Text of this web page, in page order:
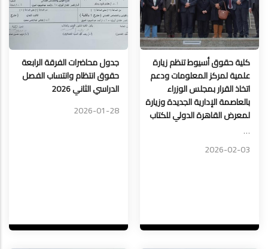
كلية حقوق أسيوط تنظم زيارة
علمية لمركز المعلومات ودعم
اتخاذ القرار بمجلس الوزراء
بالعاصمة الإدارية الجديدة وزيارة
لمعرض القاهرة الدولي للكتاب
…
2026-02-03
جدول محاضرات الفرقة الرابعة
حقوق انتظام وانتساب الفصل
الدراسي الثاني 2026
2026-01-28